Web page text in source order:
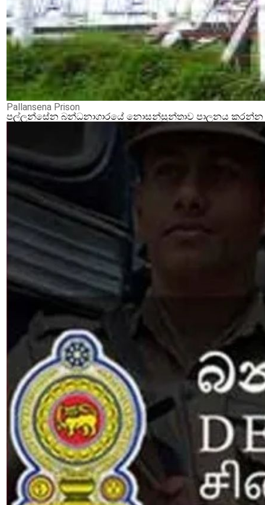
Pallansena Prison
පල්ලන්සේන බන්ධනාගාරයේ නොසන්සුන්තාව පාලනය කරන්න